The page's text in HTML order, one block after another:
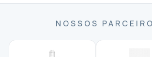
NOSSOS